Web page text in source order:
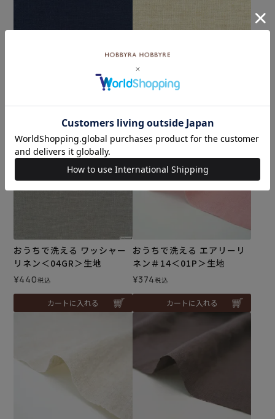
おうちで洗える ワッシャー
リネン＜02N＞生地
おうちで洗える ワッシャー
リネン＜01BE＞生地
¥440税込
おうちで洗える ワッシャー
リネン＜04GR＞生地
¥440税込
カートに入れる
おうちで洗える エアリーリ
ネン＃14＜01P＞生地
¥374税込
カートに入れる